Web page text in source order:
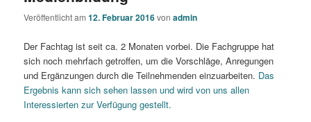
Veröffentlicht am12. Februar 2016vonadmin
Der Fachtag ist seit ca. 2 Monaten vorbei. Die Fachgruppe hat
sich noch mehrfach getroffen, um die Vorschläge, Anregungen
und Ergänzungen durch die Teilnehmenden einzuarbeiten. Das
Ergebnis kann sich sehen lassen und wird von uns allen
Interessierten zur Verfügung gestellt.